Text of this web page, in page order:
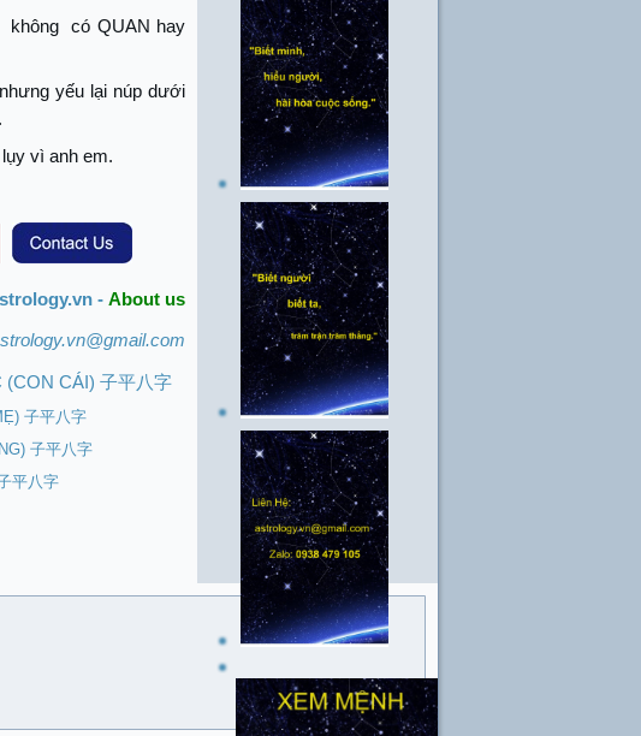
không
có QUAN hay
yếu lại núp dưới
vì anh em.
- About us
CÁI) 子平八字
子平八字
子平八字
平八字